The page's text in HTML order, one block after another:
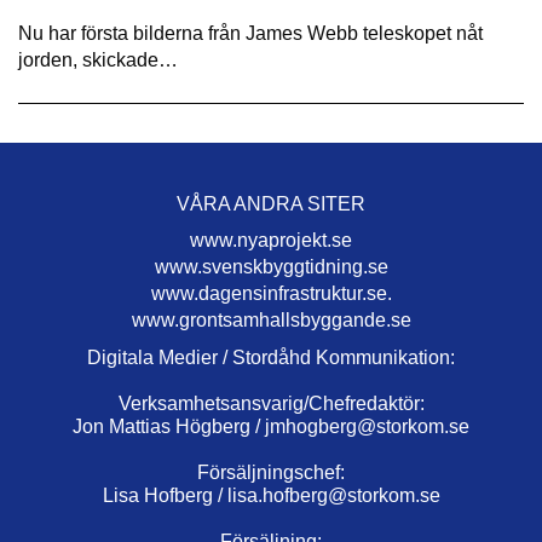
Nu har första bilderna från James Webb teleskopet nåt
jorden, skickade…
VÅRA ANDRA SITER
www.nyaprojekt.se
www.svenskbyggtidning.se
www.dagensinfrastruktur.se.
www.grontsamhallsbyggande.se
Digitala Medier / Stordåhd Kommunikation:
Verksamhetsansvarig/Chefredaktör:
Jon Mattias Högberg / jmhogberg@storkom.se
Försäljningschef:
Lisa Hofberg / lisa.hofberg@storkom.se